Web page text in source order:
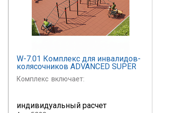
W-7.01 Комплекс для инвалидов-
колясочников ADVANCED SUPER
Комплекс включает:
индивидуальный расчет